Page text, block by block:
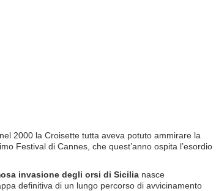
2000 la Croisette tutta aveva potuto ammirare la
Festival di Cannes, che quest’anno ospita l’esordio
invasione degli orsi di Sicilia nasce
definitiva di un lungo percorso di avvicinamento